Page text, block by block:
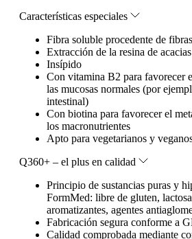
Características especiales
Fibra soluble procedente de
Extracción de la resina de
Insípido
Con vitamina B2 para favorecer
las mucosas normales (por
intestinal)
Con biotina para favorecer el
los macronutrientes
Apto para vegetarianos y
Q360+ – el plus en calidad
Principio de sustancias puras y
FormMed: libre de gluten,
aromatizantes, agentes
Fabricación segura conforme a
Calidad comprobada mediante